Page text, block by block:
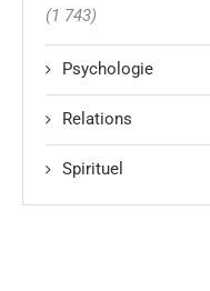
(1 743)
Psychologie
Relations
Spirituel